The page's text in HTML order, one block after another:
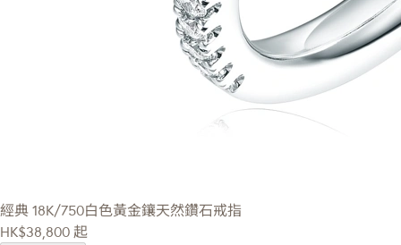
經典 18K/750白色黃金鑲天然鑽石戒指
HK$38,800 起